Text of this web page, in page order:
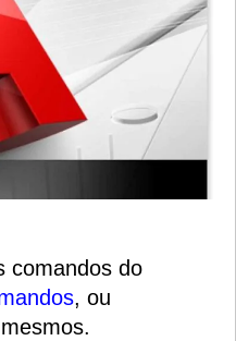
comandos do
, ou